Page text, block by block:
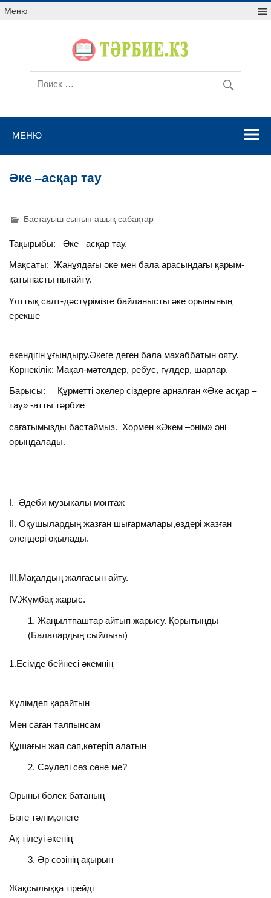
Меню
МЕНЮ
Әке –асқар тау
Бастауыш сынып ашық сабақтар
Тақырыбы: Әке –асқар тау.
Мақсаты: Жанұядағы әке мен бала арасындағы қарым-
қатынасты нығайту.
Ұлттық салт-дәстүрімізге байланысты әке орынының
ерекше
екендігін ұғындыру.Әкеге деген бала махаббатын ояту.
Көрнекілік: Мақал-мәтелдер, ребус, гүлдер, шарлар.
Барысы: Құрметті әкелер сіздерге арналған «Әке асқар –
тау» -атты тәрбие
сағатымызды бастаймыз. Хормен «Әкем –әнім» әні
орындалады.
І. Әдеби музыкалы монтаж
ІІ. Оқушылардың жазған шығармалары,өздері жазған
өлеңдері оқылады.
ІІІ.Мақалдың жалғасын айту.
ІV.Жұмбақ жарыс.
Жаңылтпаштар айтып жарысу. Қорытынды
(Балалардың сыйлығы)
1.Есімде бейнесі әкемнің
Күлімдеп қарайтын
Мен саған талпынсам
Құшағын жая сап,көтеріп алатын
Сәулелі сөз сөне ме?
Орыны бөлек батаның
Бізге тәлім,өнеге
Ақ тілеуі әкенің
Әр сөзінің ақырын
Жақсылыққа тірейді